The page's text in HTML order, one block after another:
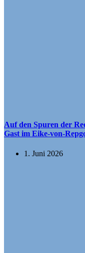
Auf den Spuren der
Gast im Eike-von-
1. Juni 2026